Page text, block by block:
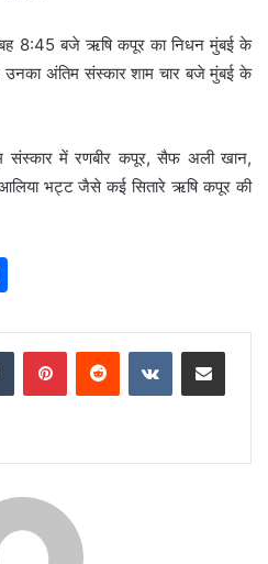
8:45 बजे ऋषि कपूर का निधन मुंबई के
अंतिम संस्कार शाम चार बजे मुंबई के
संस्कार में रणबीर कपूर, सैफ अली खान,
भट्ट जैसे कई सितारे ऋषि कपूर की
ar